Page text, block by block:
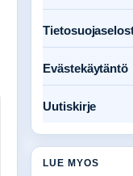
Evästekäytäntö
Uutiskirje
LUE MYOS